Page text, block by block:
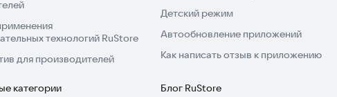
технологий RuStore
для производителей
Детский режим
Автообновление приложений
Как написать отзыв к приложению
категории Блог RuStore